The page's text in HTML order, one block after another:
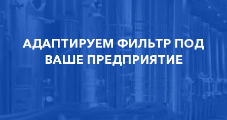
АДАПТИРУЕМ ФИЛЬТР ПОД
ВАШЕ ПРЕДПРИЯТИЕ